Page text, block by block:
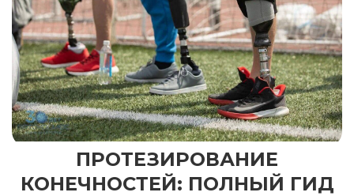
ПРОТЕЗИРОВАНИЕ
КОНЕЧНОСТЕЙ: ПОЛНЫЙ ГИД